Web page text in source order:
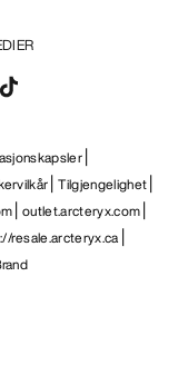
Tilgjengelighet
outlet.arcteryx.com
resale.arcteryx.ca